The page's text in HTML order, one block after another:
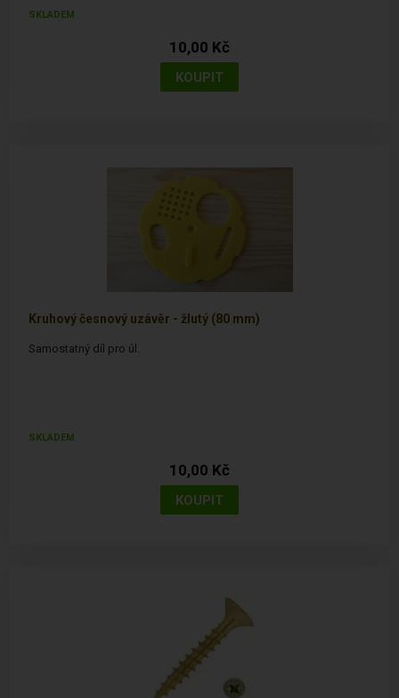
SKLADEM
10,00 Kč
Kruhový česnový uzávěr - žlutý (80 mm)
Samostatný díl pro úl.
SKLADEM
10,00 Kč